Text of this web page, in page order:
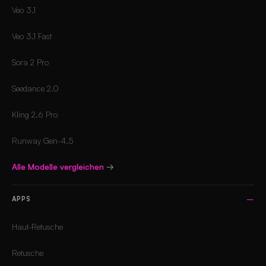
Veo 3.1
Veo 3.1 Fast
Sora 2 Pro
Seedance 2.0
Kling 2.6 Pro
Runway Gen-4.5
Alle Modelle vergleichen →
APPS
Haut-Retusche
Retusche